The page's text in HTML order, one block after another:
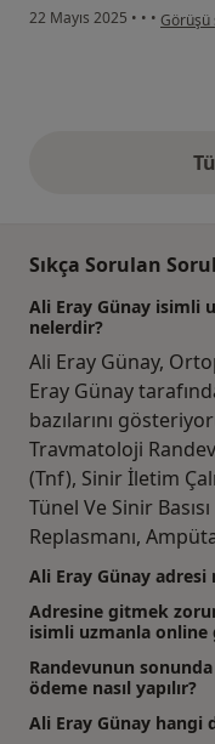
22 Mayıs 2025 • • • Görüşü
Sıkça Sorulan
Ali Eray Günay isimli
nelerdir?
Ali Eray Günay,
Eray Günay
bazılarını
Travmatoloji
(Tnf), Sinir İletim
Tünel Ve Sinir
Replasmanı,
Ali Eray Günay adresi
Adresine gitmek
isimli uzmanla
Randevunun
ödeme nasıl yapılır?
Ali Eray Günay hangi